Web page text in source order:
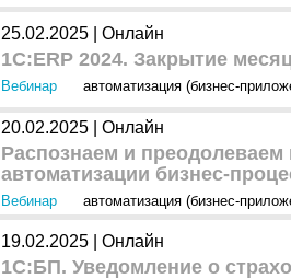
25.02.2025 | Онлайн
1С:ERP 2024. Закрытие
Вебинар автоматизация (бизнес-
20.02.2025 | Онлайн
Распознаем и
автоматизации бизнес-
Вебинар автоматизация (бизнес-
19.02.2025 | Онлайн
1С:БП. Уведомление о